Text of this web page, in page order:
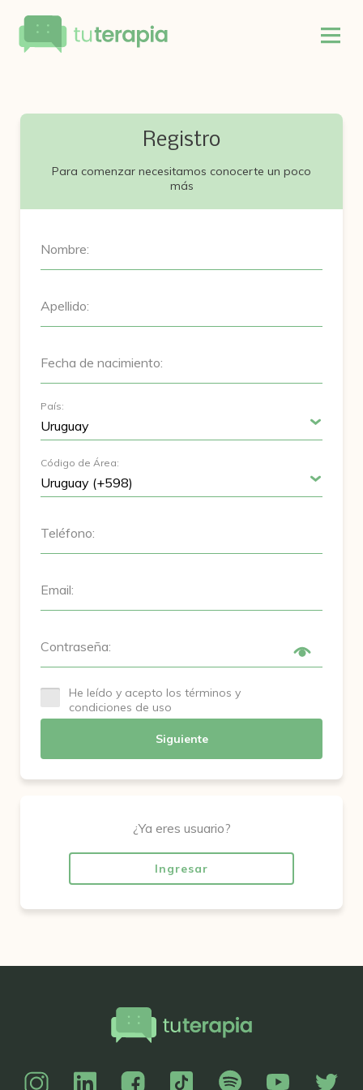
Registro
Para comenzar necesitamos conocerte un poco
más
Nombre:
Apellido:
Fecha de nacimiento:
País:
Código de Área:
Teléfono:
Email:
Contraseña:
He leído y acepto los términos y
condiciones de uso
Siguiente
¿Ya eres usuario?
Ingresar